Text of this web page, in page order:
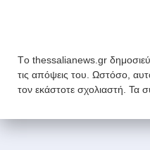
Tο thessalianews.gr
τις απόψεις του. Ωστόσο,
τον εκάστοτε σχολιαστή. Τα